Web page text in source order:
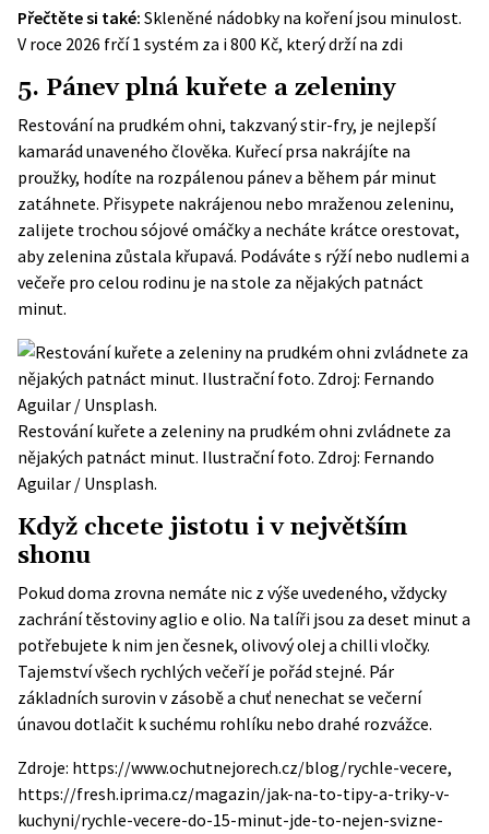
Přečtěte si také: Skleněné nádobky na koření jsou minulost.
V roce 2026 frčí 1 systém za i 800 Kč, který drží na zdi
5. Pánev plná kuřete a zeleniny
Restování na prudkém ohni, takzvaný stir-fry, je nejlepší
kamarád unaveného člověka. Kuřecí prsa nakrájíte na
proužky, hodíte na rozpálenou pánev a během pár minut
zatáhnete. Přisypete nakrájenou nebo mraženou zeleninu,
zalijete trochou sójové omáčky a necháte krátce orestovat,
aby zelenina zůstala křupavá. Podáváte s rýží nebo nudlemi a
večeře pro celou rodinu je na stole za nějakých patnáct
minut.
Restování kuřete a zeleniny na prudkém ohni zvládnete za
nějakých patnáct minut. Ilustrační foto. Zdroj: Fernando
Aguilar / Unsplash.
Když chcete jistotu i v největším
shonu
Pokud doma zrovna nemáte nic z výše uvedeného, vždycky
zachrání těstoviny aglio e olio. Na talíři jsou za deset minut a
potřebujete k nim jen česnek, olivový olej a chilli vločky.
Tajemství všech rychlých večeří je pořád stejné. Pár
základních surovin v zásobě a chuť nenechat se večerní
únavou dotlačit k suchému rohlíku nebo drahé rozvážce.
Zdroje: https://www.ochutnejorech.cz/blog/rychle-vecere,
https://fresh.iprima.cz/magazin/jak-na-to-tipy-a-triky-v-
kuchyni/rychle-vecere-do-15-minut-jde-to-nejen-svizne-